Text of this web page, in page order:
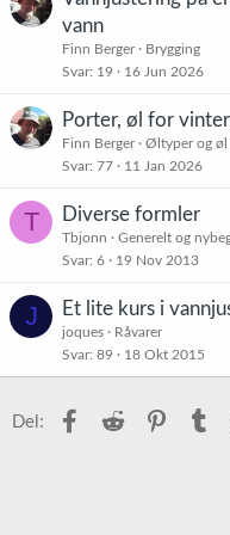
Faktor Effekt
Berggrunn
Senker/
Vegetasjon
Senker
Smeltetidspunkt
Dette betyr at vannet du
sett "surere" enn det man
som ofte er justert opp mot
vann
Finn Berger
Brygging
Svar 19 16 Jun 2026
Porter, øl for
Finn Berger
Øltyper og øl
Svar 77 11 Jan 2026
T Diverse formler
Tbjonn
Generelt og
Svar 6 19 Nov 2013
J Et lite kurs i
joques
Råvarer
Svar 89 18 Okt 2015
Del: Facebook
Reddit